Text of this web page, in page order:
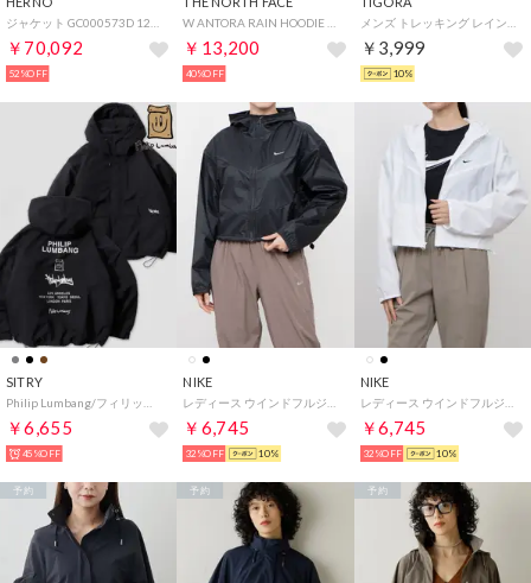
￥70,092
52%OFF
￥13,200
40%OFF
￥3,999
10%
SITRY
Philip Lumbang/フィリップ・ランバン 2WAY フード脱着中綿ジャケット オーバーサイズ 防風 ドローコード パファージャケット パデッドジャケット ファイバーダウンジャケット レディース メンズ アウター
￥6,655
45%OFF
NIKE
レディース ウインドフルジップ ウィメンズ NSW WR WVN LTWT HDED HJ1183010 （BLACK/BLACK/WHITE）
￥6,745
32%OFF 10%
NIKE
レディース ウインドフルジップ ウィメンズ NSW WR WVN LTWT HDED HJ1183100 (ホワイト)
￥6,745
32%OFF 10%
予約 予約 予約